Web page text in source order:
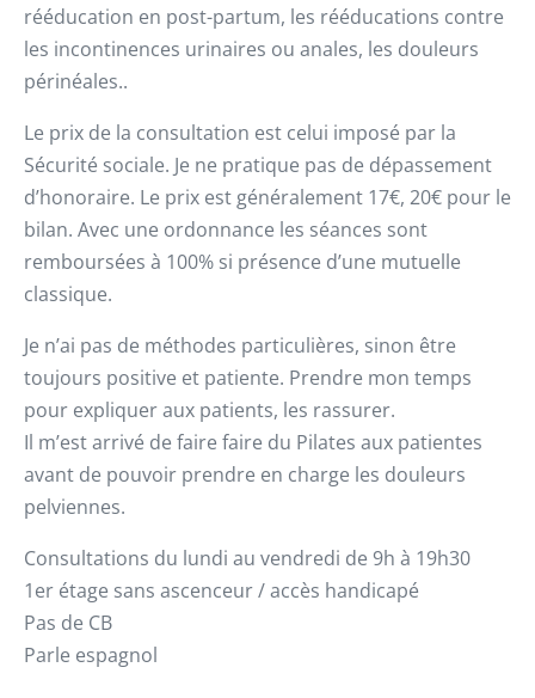
rééducation en post-partum, les rééducations contre
les incontinences urinaires ou anales, les douleurs
périnéales..
Le prix de la consultation est celui imposé par la
Sécurité sociale. Je ne pratique pas de dépassement
d’honoraire. Le prix est généralement 17€, 20€ pour le
bilan. Avec une ordonnance les séances sont
remboursées à 100% si présence d’une mutuelle
classique.
Je n’ai pas de méthodes particulières, sinon être
toujours positive et patiente. Prendre mon temps
pour expliquer aux patients, les rassurer.
Il m’est arrivé de faire faire du Pilates aux patientes
avant de pouvoir prendre en charge les douleurs
pelviennes.
Consultations du lundi au vendredi de 9h à 19h30
1er étage sans ascenceur / accès handicapé
Pas de CB
Parle espagnol